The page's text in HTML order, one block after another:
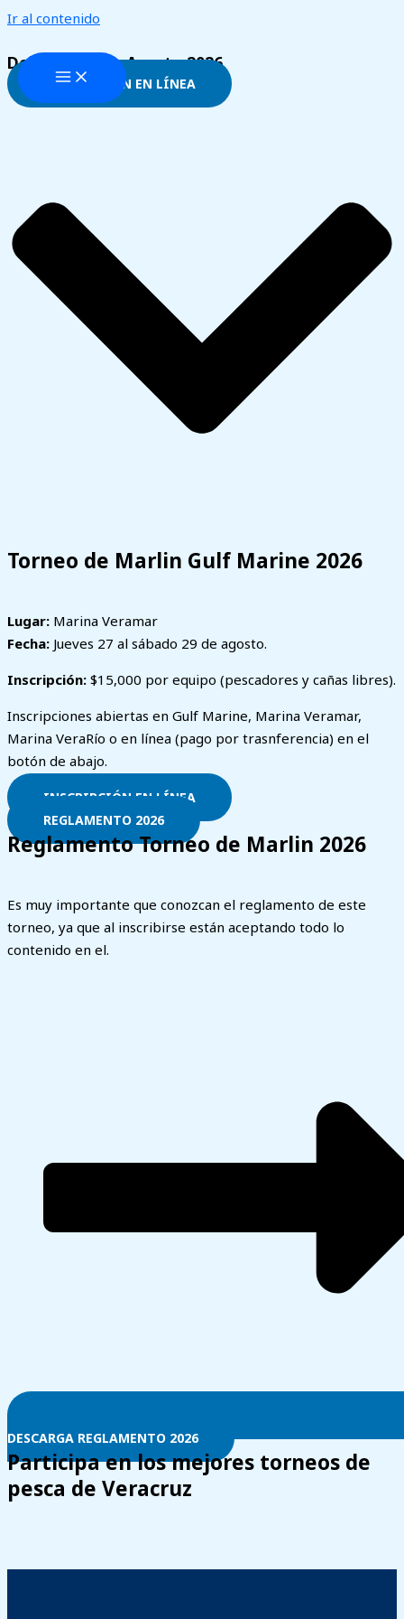
Ir al contenido
Del 27 al 29 de Agosto 2026
INSCRIPCION EN LÍNEA
Torneo de Marlin Gulf Marine 2026
Lugar: Marina Veramar
Fecha: Jueves 27 al sábado 29 de agosto.
Inscripción: $15,000 por equipo (pescadores y cañas libres).
Inscripciones abiertas en Gulf Marine, Marina Veramar,
Marina VeraRío o en línea (pago por trasnferencia) en el
botón de abajo.
INSCRIPCIÓN EN LÍNEA
REGLAMENTO 2026
Reglamento Torneo de Marlin 2026
Es muy importante que conozcan el reglamento de este
torneo, ya que al inscribirse están aceptando todo lo
contenido en el.
DESCARGA REGLAMENTO 2026
Participa en los mejores torneos de
pesca de Veracruz